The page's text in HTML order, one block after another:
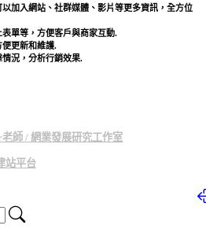
加入網站、社群媒體、影片等更多資訊，全方位
單等，方便客戶與商家互動.
更新和維護.
況，分析行銷效果.
師 / 網業發展研究工作室
站平台